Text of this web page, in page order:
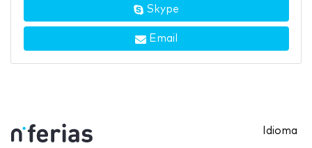
Skype
Email
Idioma